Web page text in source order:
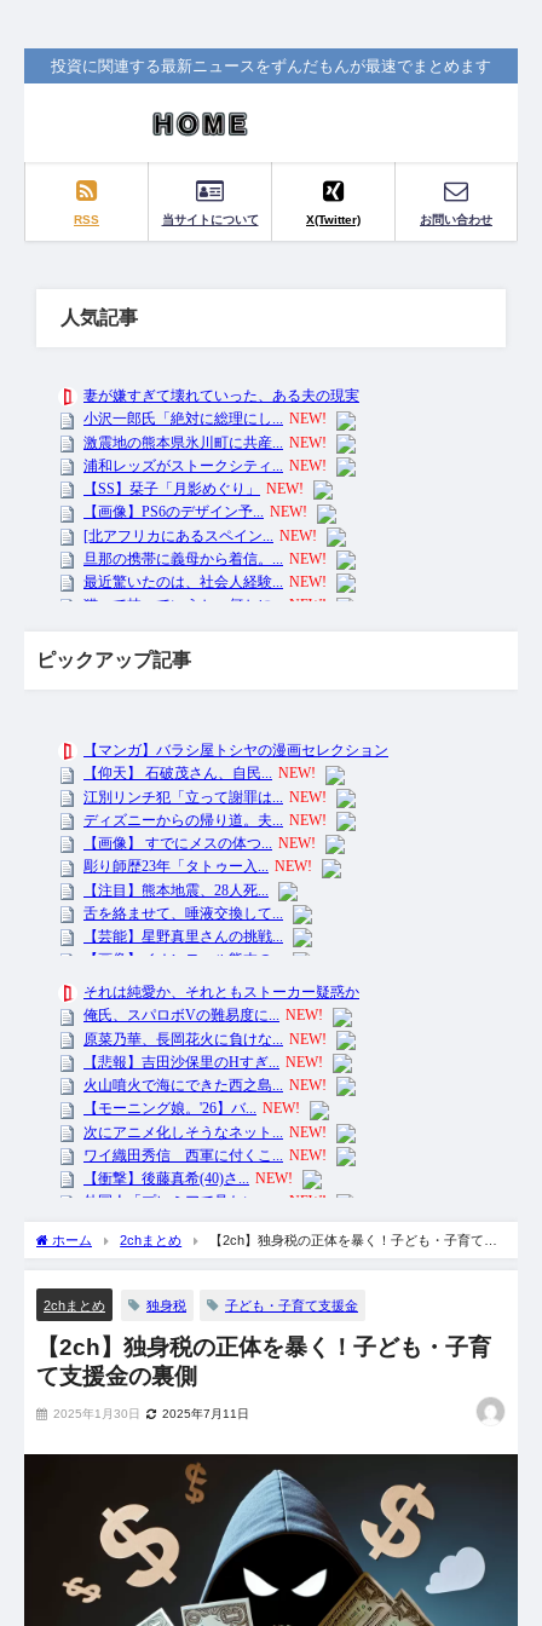
投資に関連する最新ニュースをずんだもんが最速でまとめます
RSS 当サイトについて X(Twitter) お問い合わせ
人気記事
ピックアップ記事
ホーム 2chまとめ
【2ch】独身税の正体を暴く！子ども・子育て支
2chまとめ 独身税 子ども・子育て支援金
【2ch】独身税の正体を暴く！子ども・子育
て支援金の裏側
2025年1月30日 2025年7月11日